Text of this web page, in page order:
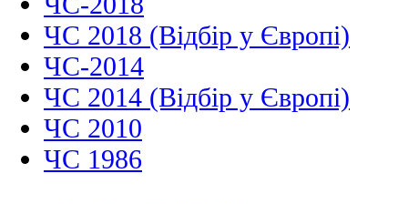
ЧС 2018 (Відбір у Європі)
ЧС-2014
ЧС 2014 (Відбір у Європі)
ЧС 2010
ЧС 1986